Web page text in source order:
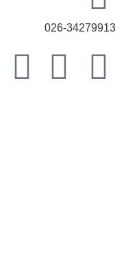
026-34279913